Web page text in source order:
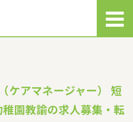
ケアマネージャー） 短
園教諭の求人募集・転